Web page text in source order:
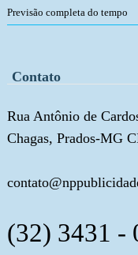
Previsão completa do tempo
Contato
Rua Antônio de
Chagas, Prados-MG
(32) 3431 -